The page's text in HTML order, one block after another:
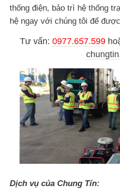
thống điện, bảo trì hệ thống
hệ ngay với chúng tôi để
Tư vấn: 0977.657.599
Dịch vụ của Chung Tín: